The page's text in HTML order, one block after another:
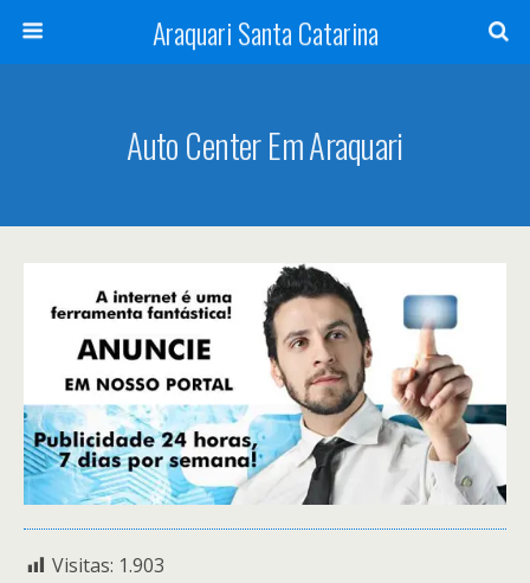
Araquari Santa Catarina
Auto Center Em Araquari
Visitas: 1.903